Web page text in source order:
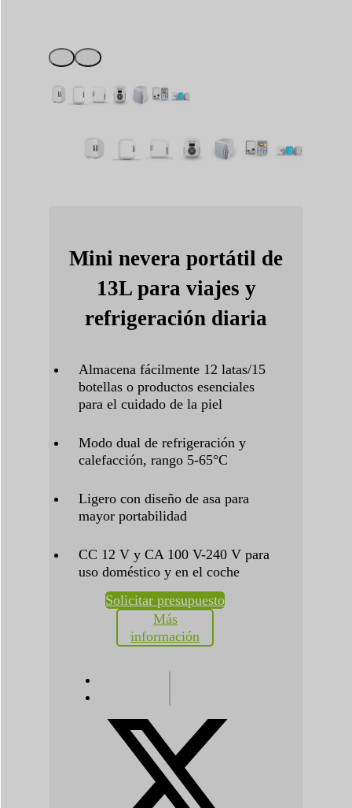
Mini nevera portátil de
13L para viajes y
refrigeración diaria
Almacena fácilmente 12 latas/15
botellas o productos esenciales
para el cuidado de la piel
Modo dual de refrigeración y
calefacción, rango 5-65°C
Ligero con diseño de asa para
mayor portabilidad
CC 12 V y CA 100 V-240 V para
uso doméstico y en el coche
Solicitar presupuesto
Más
información